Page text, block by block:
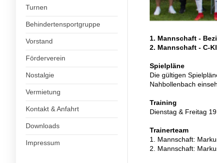
Turnen
Behindertensportgruppe
Vorstand
Förderverein
Nostalgie
Vermietung
Kontakt & Anfahrt
Downloads
Impressum
1. Mannschaft -
2. Mannschaft - C-
Spielpläne
Die gültigen
Nahbollenbach
Training
Dienstag & Freitag
Trainerteam
1. Mannschaft:
2. Mannschaft: